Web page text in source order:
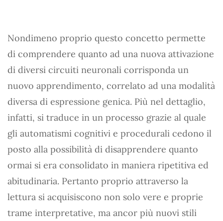
Nondimeno proprio questo concetto permette
di comprendere quanto ad una nuova attivazione
di diversi circuiti neuronali corrisponda un
nuovo apprendimento, correlato ad una modalità
diversa di espressione genica. Più nel dettaglio,
infatti, si traduce in un processo grazie al quale
gli automatismi cognitivi e procedurali cedono il
posto alla possibilità di disapprendere quanto
ormai si era consolidato in maniera ripetitiva ed
abitudinaria. Pertanto proprio attraverso la
lettura si acquisiscono non solo vere e proprie
trame interpretative, ma ancor più nuovi stili